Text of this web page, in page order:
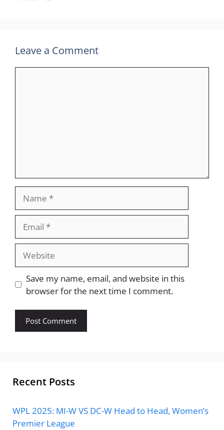
Leave a Comment
Website
Save my name, email, and website in this
browser for the next time I comment.
Recent Posts
WPL 2025: MI-W VS DC-W Head to Head, Women’s
Premier League